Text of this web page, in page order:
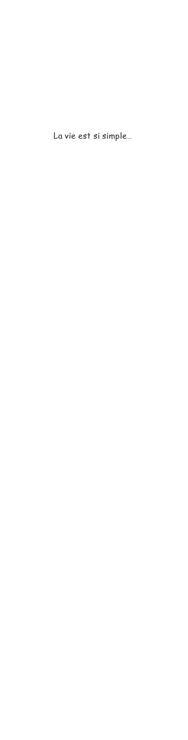
La vie est si simple…